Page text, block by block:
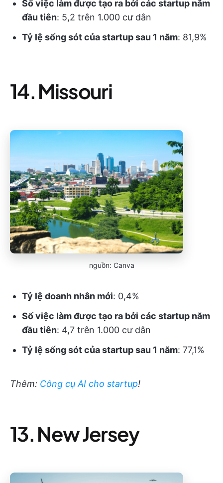
Số việc làm được tạo ra bởi các startup năm
đầu tiên: 5,2 trên 1.000 cư dân
Tỷ lệ sống sót của startup sau 1 năm: 81,9%
14. Missouri
nguồn: Canva
Tỷ lệ doanh nhân mới: 0,4%
Số việc làm được tạo ra bởi các startup năm
đầu tiên: 4,7 trên 1.000 cư dân
Tỷ lệ sống sót của startup sau 1 năm: 77,1%
Thêm: Công cụ AI cho startup!
13. New Jersey